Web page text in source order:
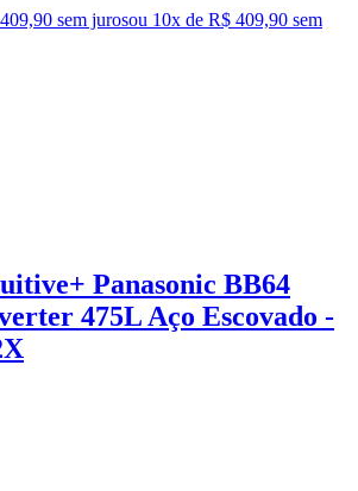
sem jurosou 10x de R$ 409,90 sem
Panasonic BB64
475L Aço Escovado -